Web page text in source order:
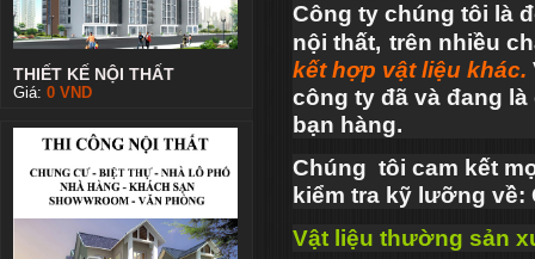
THIẾT KẾ NỘI THẤT
Giá: 0 VND
Công ty chúng tôi là
nội thất, trên nhiều
kết hợp vật liệu khác.
công ty đã và đang
bạn hàng.
Chúng tôi cam kết
kiểm tra kỹ lưỡng về:
Vật liệu thường sản